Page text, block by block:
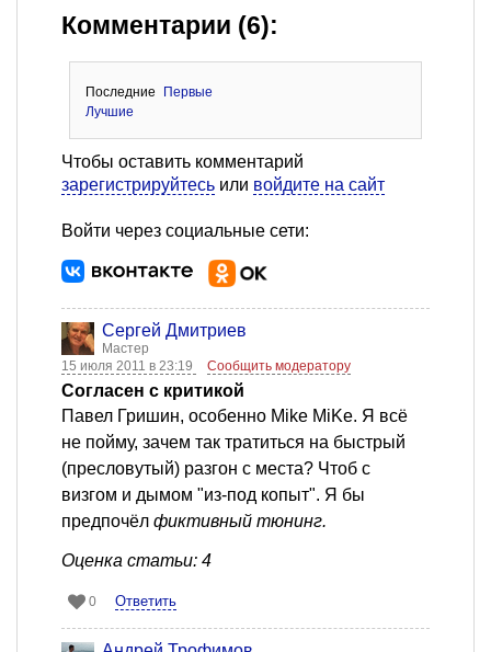
Комментарии (6):
Последние
Первые
Лучшие
Чтобы оставить комментарий
зарегистрируйтесь или войдите на сайт
Войти через социальные сети:
Сергей Дмитриев
Мастер
15 июля 2011 в 23:19
Сообщить модератору
Согласен с критикой
Павел Гришин, особенно Mike MiKe. Я всё
не пойму, зачем так тратиться на быстрый
(пресловутый) разгон с места? Чтоб с
визгом и дымом "из-под копыт". Я бы
предпочёл фиктивный тюнинг.
Оценка статьи: 4
0 Ответить